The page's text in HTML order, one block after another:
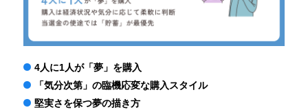
4人に1人が「夢」を購入
「気分次第」の臨機応変な購入スタイル
堅実さを保つ夢の描き方